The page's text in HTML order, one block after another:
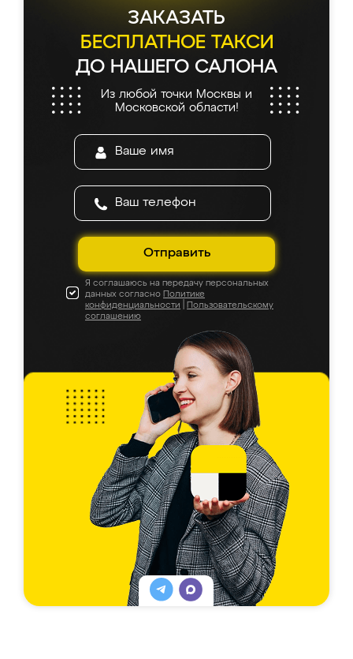
ЗАКАЗАТЬ
БЕСПЛАТНОЕ ТАКСИ
ДО НАШЕГО САЛОНА
Из любой точки Москвы и
Московской области!
Отправить
Я соглашаюсь на передачу персональных
данных согласно Политике
конфиденциальности
Пользовательскому
соглашению